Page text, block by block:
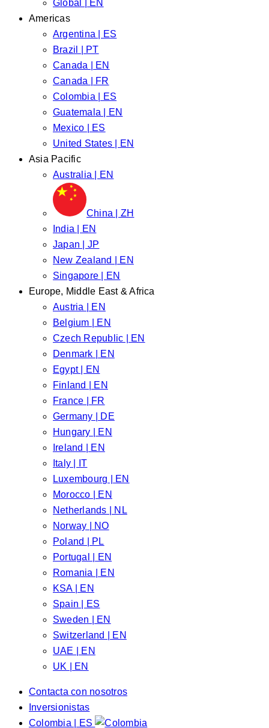
Global | EN
Americas
Argentina | ES
Brazil | PT
Canada | EN
Canada | FR
Colombia | ES
Guatemala | EN
Mexico | ES
United States | EN
Asia Pacific
Australia | EN
China | ZH
India | EN
Japan | JP
New Zealand | EN
Singapore | EN
Europe, Middle East & Africa
Austria | EN
Belgium | EN
Czech Republic | EN
Denmark | EN
Egypt | EN
Finland | EN
France | FR
Germany | DE
Hungary | EN
Ireland | EN
Italy | IT
Luxembourg | EN
Morocco | EN
Netherlands | NL
Norway | NO
Poland | PL
Portugal | EN
Romania | EN
KSA | EN
Spain | ES
Sweden | EN
Switzerland | EN
UAE | EN
UK | EN
Contacta con nosotros
Inversionistas
Colombia | ES